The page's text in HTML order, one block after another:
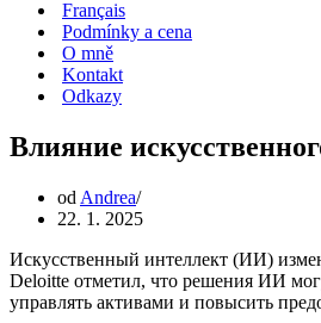
Français
Podmínky a cena
O mně
Kontakt
Odkazy
Влияние
od Andrea
22. 1. 2025
Искусственный интеллект (ИИ)
Deloitte отметил, что решения ИИ
управлять активами и повысить